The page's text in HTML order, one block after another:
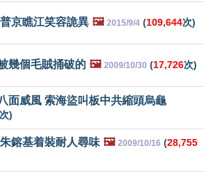
京瞧江笑容詭異 🖼️ 2015/9/4 (109,644次)
幾個毛賊捅破的 🖼️ 2009/10/30 (17,726次)
面威風 索海盜叫板中共縮頭烏龜
次)
鎔基着裝耐人尋味 🖼️ 2009/10/16 (28,755